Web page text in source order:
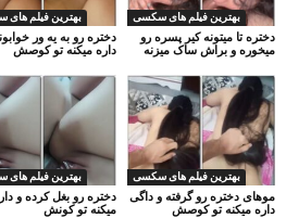
بهترین فیلم
دختره رو به یه ور
داره میکنه تو کوصش
بهترین فیلم های سکسی
دختره تا میتونه کیر پسره رو
میخوره و براش ساک میزنه
بهترین فیلم
دختره رو بغل کرده و
میکنه تو کونش
بهترین فیلم های سکسی
موهای دختره رو گرفته و داگی
داره میکنه تو کوصش